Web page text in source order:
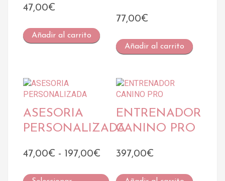
47,00€
Añadir al carrito
77,00€
Añadir al carrito
ASESORIA
PERSONALIZADA
47,00€ - 197,00€ Rango
ENTRENADOR
CANINO PRO
397,00€